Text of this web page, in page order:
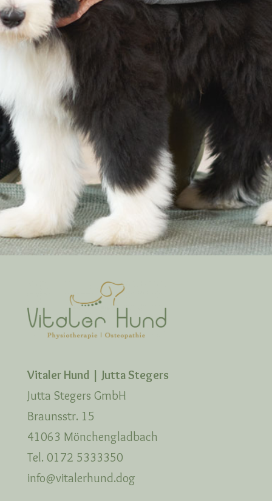
Vitaler Hund | Jutta Stegers
Jutta Stegers GmbH
Braunsstr. 15
41063 Mönchengladbach
Tel. 0172 5333350
info@vitalerhund.dog